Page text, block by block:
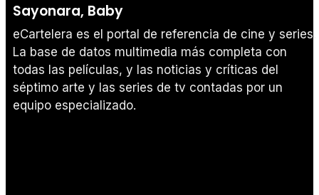
Sayonara, Baby
eCartelera es el portal de referencia de cine y series.
La base de datos multimedia más completa con
todas las películas, y las noticias y críticas del
séptimo arte y las series de tv contadas por un
equipo especializado.